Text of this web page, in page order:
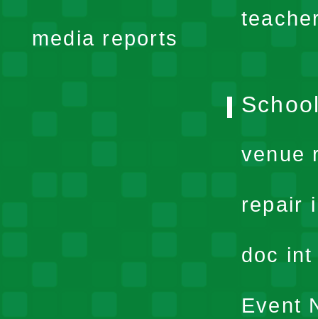
media reports
venue
repair
doc
Event